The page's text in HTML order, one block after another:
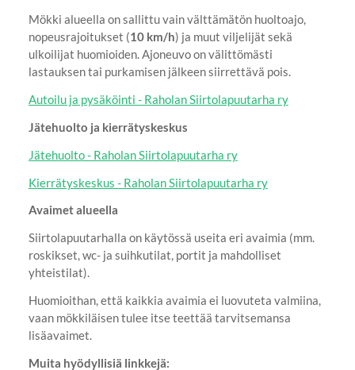
Mökki alueella on sallittu vain välttämätön huoltoajo,
nopeusrajoitukset (10 km/h) ja muut viljelijät sekä
ulkoilijat huomioiden. Ajoneuvo on välittömästi
lastauksen tai purkamisen jälkeen siirrettävä pois.
Autoilu ja pysäköinti - Raholan Siirtolapuutarha ry
Jätehuolto ja kierrätyskeskus
Jätehuolto - Raholan Siirtolapuutarha ry
Kierrätyskeskus - Raholan Siirtolapuutarha ry
Avaimet alueella
Siirtolapuutarhalla on käytössä useita eri avaimia (mm.
roskikset, wc- ja suihkutilat, portit ja mahdolliset
yhteistilat).
Huomioithan, että kaikkia avaimia ei luovuteta valmiina,
vaan mökkiläisen tulee itse teettää tarvitsemansa
lisäavaimet.
Muita hyödyllisiä linkkejä: